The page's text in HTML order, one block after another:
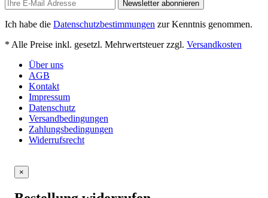
Newsletter abonnieren
Ich habe die Datenschutzbestimmungen zur Kenntnis genommen.
* Alle Preise inkl. gesetzl. Mehrwertsteuer zzgl. Versandkosten
Über uns
AGB
Kontakt
Impressum
Datenschutz
Versandbedingungen
Zahlungsbedingungen
Widerrufsrecht
×